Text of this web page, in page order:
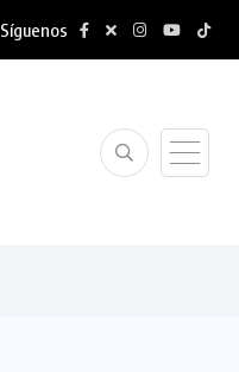
Síguenos